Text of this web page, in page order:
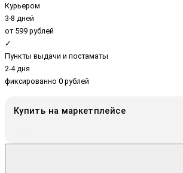
Курьером
3-8 дней
от 599 рублей
✓
Пункты выдачи и постаматы
2-4 дня
фиксированно 0 рублей
Купить на маркетплейсе